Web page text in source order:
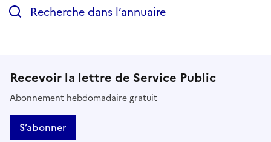
Recherche dans l’annuaire
Recevoir la lettre de Service Public
Abonnement hebdomadaire gratuit
S’abonner